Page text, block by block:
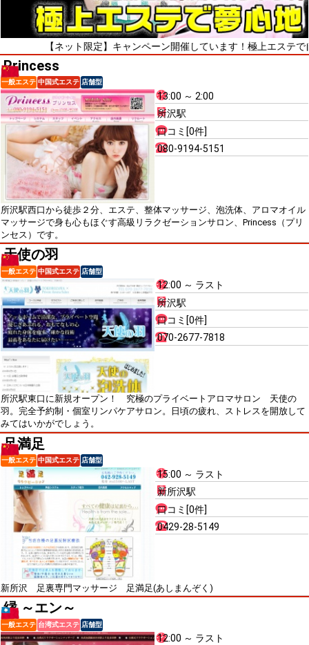
【ネット限定】キャンペーン開催しています！極上エステで自粛
Princess
一般エステ 中国式エステ 店舗型
13:00 ～ 2:00
所沢駅
口コミ[0件]
080-9194-5151
所沢駅西口から徒歩２分、エステ、整体マッサージ、泡洗体、アロマオイル
マッサージで身も心もほぐす高級リラクゼーションサロン、Princess（プリ
ンセス）です。
天使の羽
一般エステ 中国式エステ 店舗型
12:00 ～ ラスト
所沢駅
口コミ[0件]
070-2677-7818
所沢駅東口に新規オープン！ 究極のプライベートアロマサロン 天使の
羽。完全予約制・個室リンパケアサロン。日頃の疲れ、ストレスを開放して
みてはいかがでしょう。
足満足
一般エステ 中国式エステ 店舗型
15:00 ～ ラスト
新所沢駅
口コミ[0件]
0429-28-5149
新所沢 足裏専門マッサージ 足満足(あしまんぞく)
縁 ～エン～
一般エステ 台湾式エステ 店舗型
12:00 ～ ラスト